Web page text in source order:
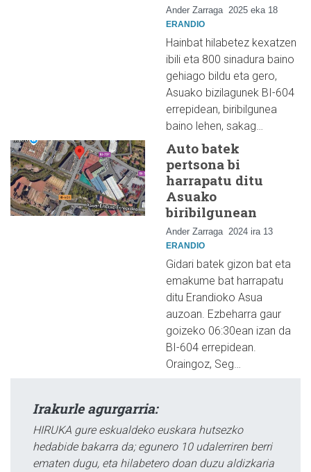
Ander Zarraga 2025 eka 18
ERANDIO
Hainbat hilabetez kexatzen
ibili eta 800 sinadura baino
gehiago bildu eta gero,
Asuako bizilagunek BI-604
errepidean, biribilgunea
baino lehen, sakag…
Auto batek
pertsona bi
harrapatu ditu
Asuako
biribilgunean
Ander Zarraga 2024 ira 13
ERANDIO
Gidari batek gizon bat eta
emakume bat harrapatu
ditu Erandioko Asua
auzoan. Ezbeharra gaur
goizeko 06:30ean izan da
BI-604 errepidean.
Oraingoz, Seg…
Irakurle agurgarria:
HIRUKA gure eskualdeko euskara hutsezko
hedabide bakarra da; egunero 10 udalerriren berri
ematen dugu, eta hilabetero doan duzu aldizkaria